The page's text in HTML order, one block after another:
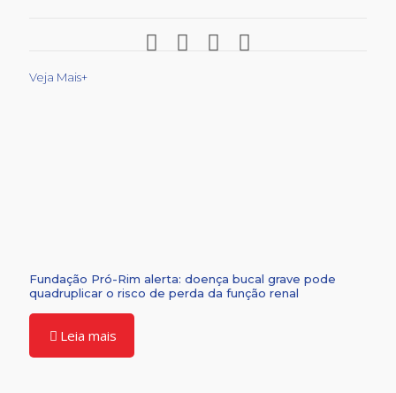
Veja Mais+
Fundação Pró-Rim alerta: doença bucal grave pode
quadruplicar o risco de perda da função renal
Leia mais